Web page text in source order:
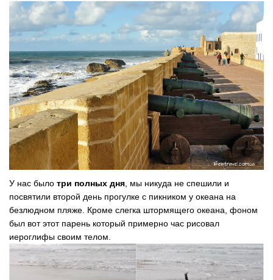
У нас было три полных дня , мы никуда не спешили и
посвятили второй день прогулке с пикником у океана на
безлюдном пляже. Кроме слегка штормящего океана, фоном
был вот этот парень который примерно час рисовал
иероглифы своим телом.